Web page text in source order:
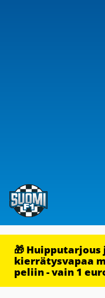
🎁
kierrätysvapaa
peliin - vain 1